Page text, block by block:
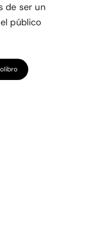
de ser un
público